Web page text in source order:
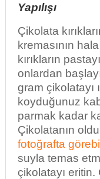
Yapılışı
Çikolata
kremasının
kırıkların
onlardan
gram çikolatayı
koyduğunuz
parmak kadar
Çikolatanın
fotoğrafta
suyla temas
çikolatayı